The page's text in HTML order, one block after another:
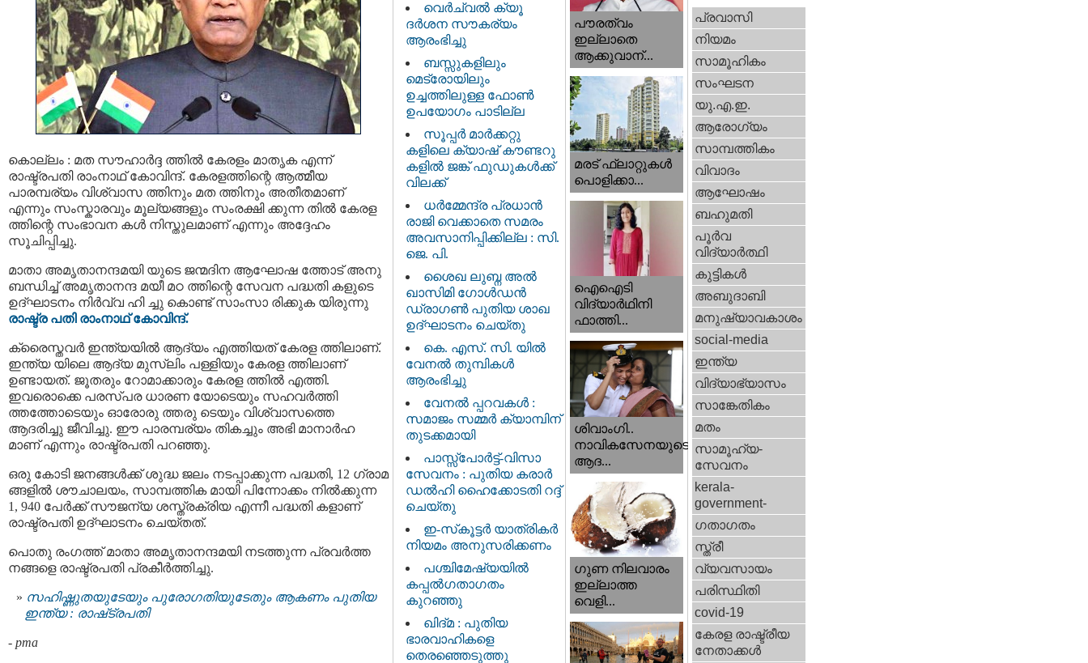
കൊല്ലം : മത സൗഹാർദ്ദ ത്തിൽ കേരളം മാതൃക എന്ന്
രാഷ്ട്രപതി രാംനാഥ് കോവിന്ദ്. കേരളത്തിന്റെ ആത്മീയ
പാരമ്പര്യം വിശ്വാസ ത്തിനും മത ത്തിനും അതീതമാണ്
എന്നും സംസ്കാരവും മൂല്യങ്ങളും സംരക്ഷി ക്കുന്ന തിൽ കേരള
ത്തിന്റെ സംഭാവന കള്‍ നിസ്തുലമാണ് എന്നും അദ്ദേഹം
സൂചിപ്പിച്ചു.
മാതാ അമൃതാനന്ദമയി യുടെ ജന്മദിന ആഘോഷ ത്തോട് അനു
ബന്ധിച്ച് അമൃതാനന്ദ മയീ മഠ ത്തിന്റെ സേവന പദ്ധതി കളുടെ
ഉദ്ഘാടനം നിർവ്വ ഹി ച്ചു കൊണ്ട് സാംസാ രിക്കുക യിരുന്നു
രാഷ്ട്ര പതി രാംനാഥ് കോവിന്ദ്.
ക്രൈസ്തവർ ഇന്ത്യയിൽ ആദ്യം എത്തിയത് കേരള ത്തിലാണ്.
ഇന്ത്യ യിലെ ആദ്യ മുസ്‍ലിം പള്ളിയും കേരള ത്തിലാണ്
ഉണ്ടായത്. ജൂതരും റോമാക്കാരും കേരള ത്തില്‍ എത്തി.
ഇവരൊക്കെ പരസ്പര ധാരണ യോടെയും സഹവർത്തി
ത്തത്തോടെയും ഓരോരു ത്തരു ടെയും വിശ്വാസത്തെ
ആദരിച്ചു ജീവിച്ചു. ഈ പാരമ്പര്യം തികച്ചും അഭി മാനാർഹ
മാണ് എന്നും രാഷ്ട്രപതി പറഞ്ഞു.
ഒരു കോടി ജനങ്ങൾക്ക് ശുദ്ധ ജലം നടപ്പാക്കുന്ന പദ്ധതി, 12 ഗ്രാമ
ങ്ങളിൽ ശൗചാലയം, സാമ്പത്തിക മായി പിന്നോക്കം നിൽക്കുന്ന
1, 940 പേർക്ക് സൗജന്യ ശസ്ത്രക്രിയ എന്നീ പദ്ധതി കളാണ്
രാഷ്ട്രപതി ഉദ്ഘാടനം ചെയ്തത്.
പൊതു രംഗത്ത് മാതാ അമൃതാനന്ദമയി നടത്തുന്ന പ്രവര്‍ത്ത
നങ്ങളെ രാഷ്ട്രപതി പ്രകീർത്തിച്ചു.
സഹിഷ്ണുതയുടേയും പുരോഗതിയുടേതും ആകണം പുതിയ
ഇന്ത്യ : രാഷ്‌ട്രപതി
- pma
വെര്‍ച്വല്‍ ക്യൂ
ദര്‍ശന സൗകര്യം
ആരംഭിച്ചു
ബസ്സുകളിലും
മെട്രോയിലും
ഉച്ചത്തിലുള്ള ഫോൺ
ഉപയോഗം പാടില്ല
സൂപ്പർ മാർക്കറ്റു
കളിലെ ക്യാഷ് കൗണ്ടറു
കളിൽ ജങ്ക് ഫുഡുകൾക്ക്
വിലക്ക്
ധര്‍മ്മേന്ദ്ര പ്രധാൻ
രാജി വെക്കാതെ സമരം
അവസാനിപ്പിക്കില്ല : സി.
ജെ. പി.
ശൈഖ ലുബ്ന അൽ
ഖാസിമി ഗോൾഡൻ
ഡ്രാഗൺ പുതിയ ശാഖ
ഉദ്ഘാടനം ചെയ്തു
കെ. എസ്. സി. യിൽ
വേനൽ തുമ്പികൾ
ആരംഭിച്ചു
വേനൽ പ്പറവകൾ :
സമാജം സമ്മർ ക്യാമ്പിന്
തുടക്കമായി
പാസ്സ്പോർട്ട്-വിസാ
സേവനം : പുതിയ കരാർ
ഡൽഹി ഹൈക്കോടതി റദ്ദ്
ചെയ്തു
ഇ-സ്‌കൂട്ടർ യാത്രികർ
നിയമം അനുസരിക്കണം
പശ്ചിമേഷ്യയിൽ
കപ്പൽഗതാഗതം
കുറഞ്ഞു
ഖിദ്മ : പുതിയ
ഭാരവാഹികളെ
തെരഞ്ഞെടുത്തു
പൗരത്വം
ഇല്ലാതെ
ആക്കുവാന്...
മരട് ഫ്ലാറ്റുകൾ
പൊളിക്കാ...
ഐഐടി
വിദ്യാര്‍ഥിനി
ഫാത്തി...
ശിവാംഗി..
നാവികസേനയുടെ
ആദ...
ഗുണ നിലവാരം
ഇല്ലാത്ത
വെളി...
പ്രവാസി
നിയമം
സാമൂഹികം
സംഘടന
യു.എ.ഇ.
ആരോഗ്യം
സാമ്പത്തികം
വിവാദം
ആഘോഷം
ബഹുമതി
പൂര്‍വ
വിദ്യാര്‍ത്ഥി
കുട്ടികള്‍
അബുദാബി
മനുഷ്യാവകാശം
social-media
ഇന്ത്യ
വിദ്യാഭ്യാസം
സാങ്കേതികം
മതം
സാമൂഹ്യ-
സേവനം
kerala-
government-
ഗതാഗതം
സ്ത്രീ
വ്യവസായം
പരിസ്ഥിതി
covid-19
കേരള രാഷ്ട്രീയ
നേതാക്കള്‍